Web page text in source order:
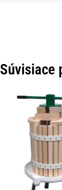
Súvisiace